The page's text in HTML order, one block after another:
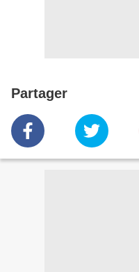
Partager